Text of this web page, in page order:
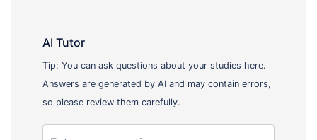
AI Tutor
Tip: You can ask questions about your studies here.
Answers are generated by AI and may contain errors,
so please review them carefully.